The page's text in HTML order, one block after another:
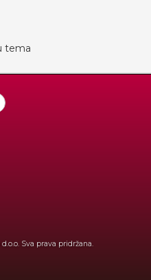
tema
Sva prava pridržana.